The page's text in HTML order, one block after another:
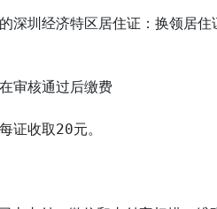
审核通过后缴费
证收取20元。